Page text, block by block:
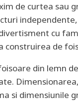
de curtea sau
cu
construirea de
din lemn
si dimensiunile